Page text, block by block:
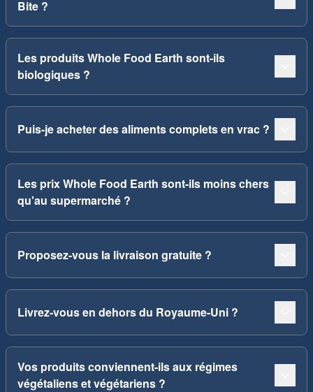
Bite ?
Les produits Whole Food Earth sont-ils
biologiques ?
Puis-je acheter des aliments complets en vrac ?
Les prix Whole Food Earth sont-ils moins chers
qu'au supermarché ?
Proposez-vous la livraison gratuite ?
Livrez-vous en dehors du Royaume-Uni ?
Vos produits conviennent-ils aux régimes
végétaliens et végétariens ?